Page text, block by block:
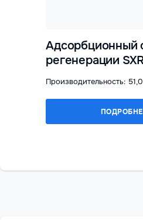
Адсорбционный
регенерации
Производительность: